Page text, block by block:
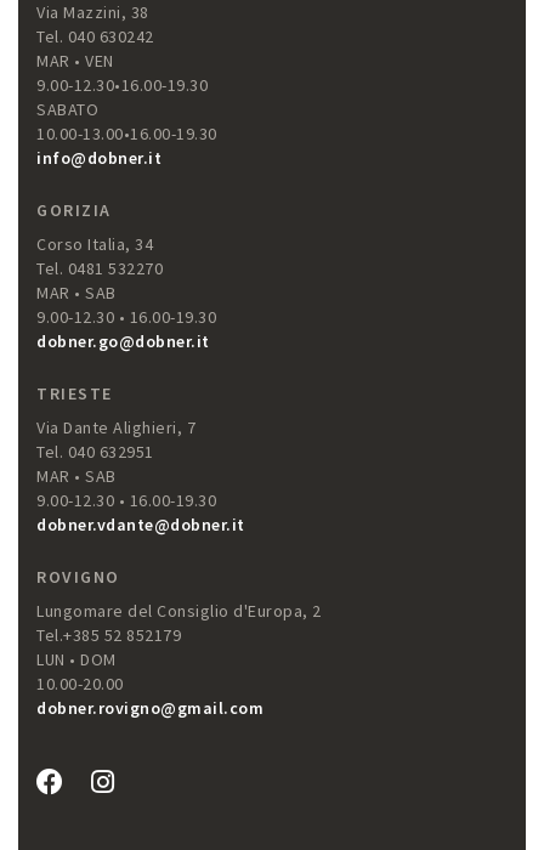
Via Mazzini, 38
Tel. 040 630242
MAR • VEN
9.00-12.30•16.00-19.30
SABATO
10.00-13.00•16.00-19.30
info@dobner.it
GORIZIA
Corso Italia, 34
Tel. 0481 532270
MAR • SAB
9.00-12.30 • 16.00-19.30
dobner.go@dobner.it
TRIESTE
Via Dante Alighieri, 7
Tel. 040 632951
MAR • SAB
9.00-12.30 • 16.00-19.30
dobner.vdante@dobner.it
ROVIGNO
Lungomare del Consiglio d'Europa, 2
Tel.+385 52 852179
LUN • DOM
10.00-20.00
dobner.rovigno@gmail.com